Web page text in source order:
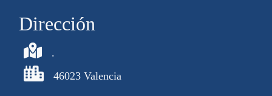
Dirección
.
46023 Valencia